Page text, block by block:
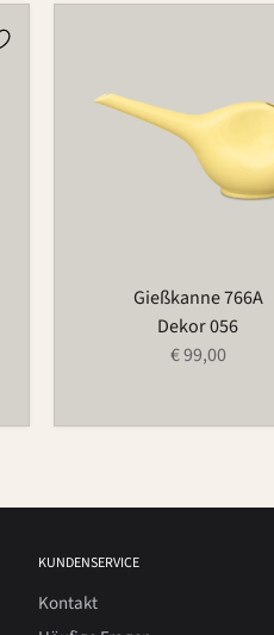
Gießkanne 766A
Dekor 056
€ 99,00
KUNDENSERVICE
Kontakt